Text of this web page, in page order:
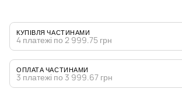
КУПІВЛЯ ЧАСТИНАМИ
4 платежі по 2 999.75 грн
ОПЛАТА ЧАСТИНАМИ
3 платежі по 3 999.67 грн